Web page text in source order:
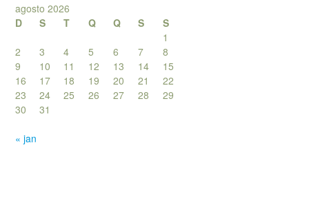
agosto 2026
D
S T Q Q S
S
1
2
3 4 5 6 7
8
9
10 11 12 13 14
15
16
17 18 19 20 21
22
23
24 25 26 27 28
29
30
31
« jan